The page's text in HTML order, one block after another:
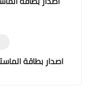
اصدار بطاقة